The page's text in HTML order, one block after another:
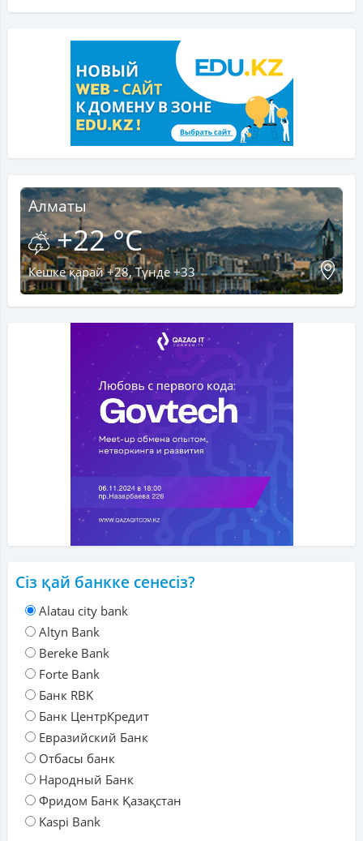
Алматы
+22 °C
Кешке қарай +28, Түнде +33
Сіз қай банкке сенесіз?
Alatau city bank
Altyn Bank
Bereke Bank
Forte Bank
Банк RBK
Банк ЦентрКредит
Евразийский Банк
Отбасы банк
Народный Банк
Фридом Банк Қазақстан
Kaspi Bank